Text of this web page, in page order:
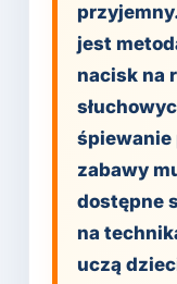
jest
nacisk na
śpiewanie
zabawy
dostępne
na
uczą